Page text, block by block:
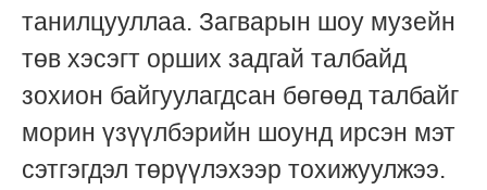
танилцууллаа. Загварын шоу музейн
төв хэсэгт орших задгай талбайд
зохион байгуулагдсан бөгөөд талбайг
морин үзүүлбэрийн шоунд ирсэн мэт
сэтгэгдэл төрүүлэхээр тохижуулжээ.